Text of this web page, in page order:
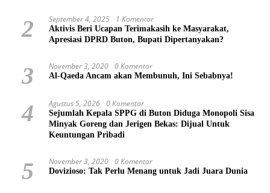
2 September 4, 2025 1 Komentar
Aktivis Beri Ucapan Terimakasih ke Masyarakat,
Apresiasi DPRD Buton, Bupati Dipertanyakan?
3 November 3, 2020 0 Komentar
Al-Qaeda Ancam akan Membunuh, Ini Sebabnya!
4 Agustus 5, 2026 0 Komentar
Sejumlah Kepala SPPG di Buton Diduga Monopoli Sisa
Minyak Goreng dan Jerigen Bekas: Dijual Untuk
Keuntungan Pribadi
5 November 3, 2020 0 Komentar
Dovizioso: Tak Perlu Menang untuk Jadi Juara Dunia